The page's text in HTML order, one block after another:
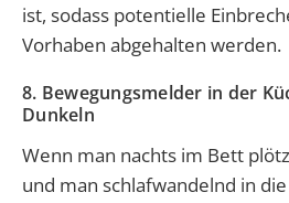
ist, sodass potentielle
Vorhaben abgehalten werden.
8. Bewegungsmelder in der
Dunkeln
Wenn man nachts im Bett
und man schlafwandelnd in